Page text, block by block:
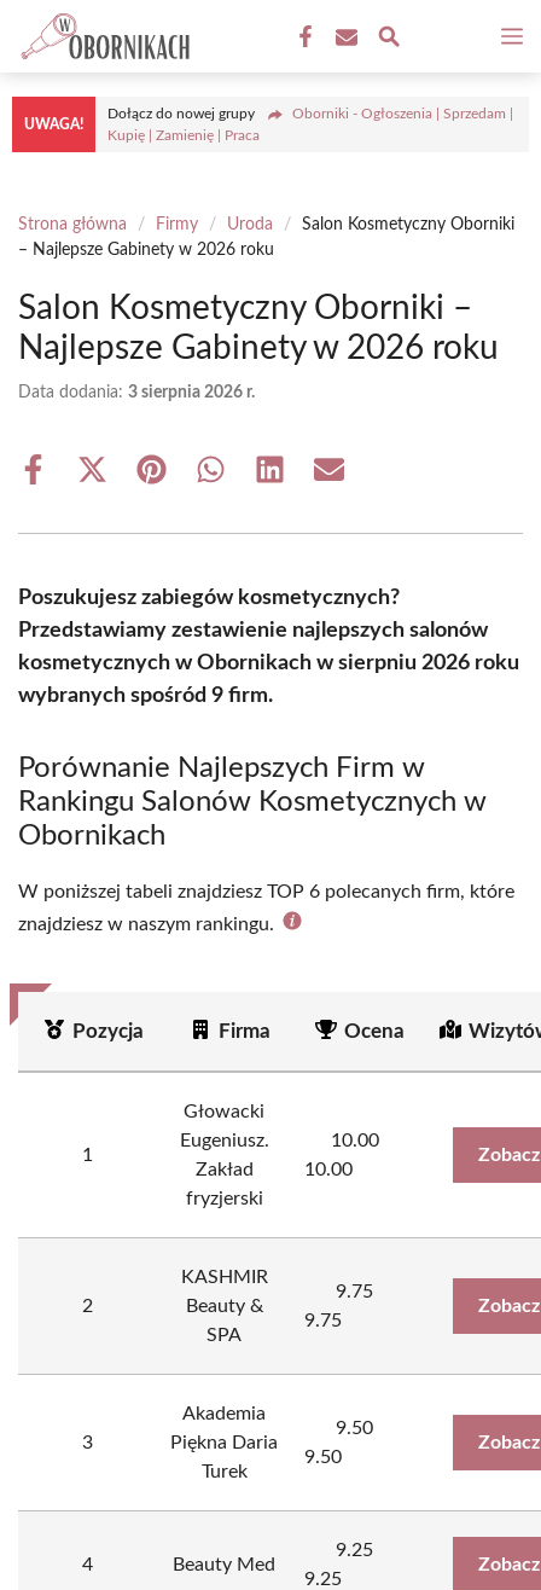
Przejdź
treści
UWAGA!
Dołącz do nowej grupy
Oborniki - Ogłoszenia | Sprzedam |
Kupię | Zamienię | Praca
Strona główna / Firmy / Uroda /
Salon Kosmetyczny Oborniki
– Najlepsze Gabinety w 2026 roku
Salon Kosmetyczny Oborniki –
Najlepsze Gabinety w 2026 roku
Data dodania: 3 sierpnia 2026 r.
Share
Share
(Twitter)
Share Share Share Share
Poszukujesz zabiegów kosmetycznych?
Przedstawiamy zestawienie najlepszych salonów
kosmetycznych w Obornikach w sierpniu 2026 roku
wybranych spośród 9 firm.
Porównanie Najlepszych Firm w
Rankingu Salonów Kosmetycznych w
Obornikach
W poniższej tabeli znajdziesz TOP 6 polecanych firm, które
znajdziesz w naszym rankingu.
Pozycja Firma Ocena
1
Głowacki
Eugeniusz.
Zakład
fryzjerski
10.00
10.00
2
KASHMIR
Beauty &
SPA
9.75
9.75
3
Akademia
Piękna Daria
Turek
9.50
9.50
4 Beauty Med
9.25
9.25